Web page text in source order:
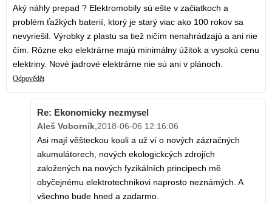
Aký náhly prepad ? Elektromobily sú ešte v začiatkoch a
problém ťažkých baterií, ktorý je starý viac ako 100 rokov sa
nevyriešil. Výrobky z plastu sa tiež ničím nenahrádzajú a ani nie
čím. Rôzne eko elektrárne majú minimálny úžitok a vysokú cenu
elektriny. Nové jadrové elektrárne nie sú ani v plánoch.
Odpovědět
Re: Ekonomicky nezmysel
Aleš Voborník,2018-06-06 12:16:06
Asi mají věšteckou kouli a už ví o nových zázračných
akumulátorech, nových ekologickcých zdrojích
založených na nových fyzikálních principech mě
obyčejnému elektrotechnikovi naprosto neznámých. A
všechno bude hned a zadarmo.